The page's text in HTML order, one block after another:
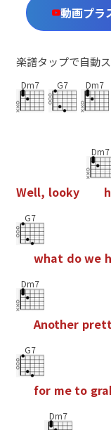
動画プラ
楽譜タップで自動
Dm7 G7 Dm7
Well, looky
Dm7
h
G7
what dowe h
Dm7
Another pret
G7
for me to gra
Dm7